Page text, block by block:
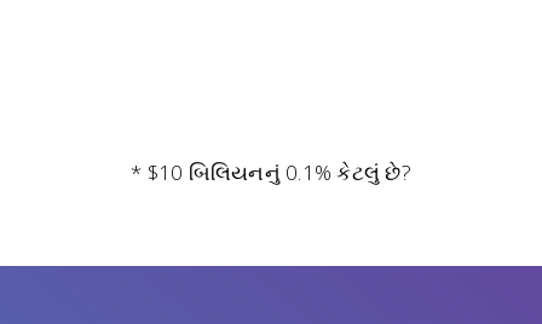
* $10 બિલિયનનું 0.1% કેટલું છે?